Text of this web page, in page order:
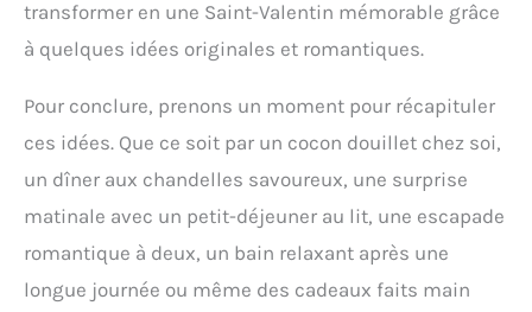
transformer en une Saint-Valentin mémorable grâce
à quelques idées originales et romantiques.
Pour conclure, prenons un moment pour récapituler
ces idées. Que ce soit par un cocon douillet chez soi,
un dîner aux chandelles savoureux, une surprise
matinale avec un petit-déjeuner au lit, une escapade
romantique à deux, un bain relaxant après une
longue journée ou même des cadeaux faits main